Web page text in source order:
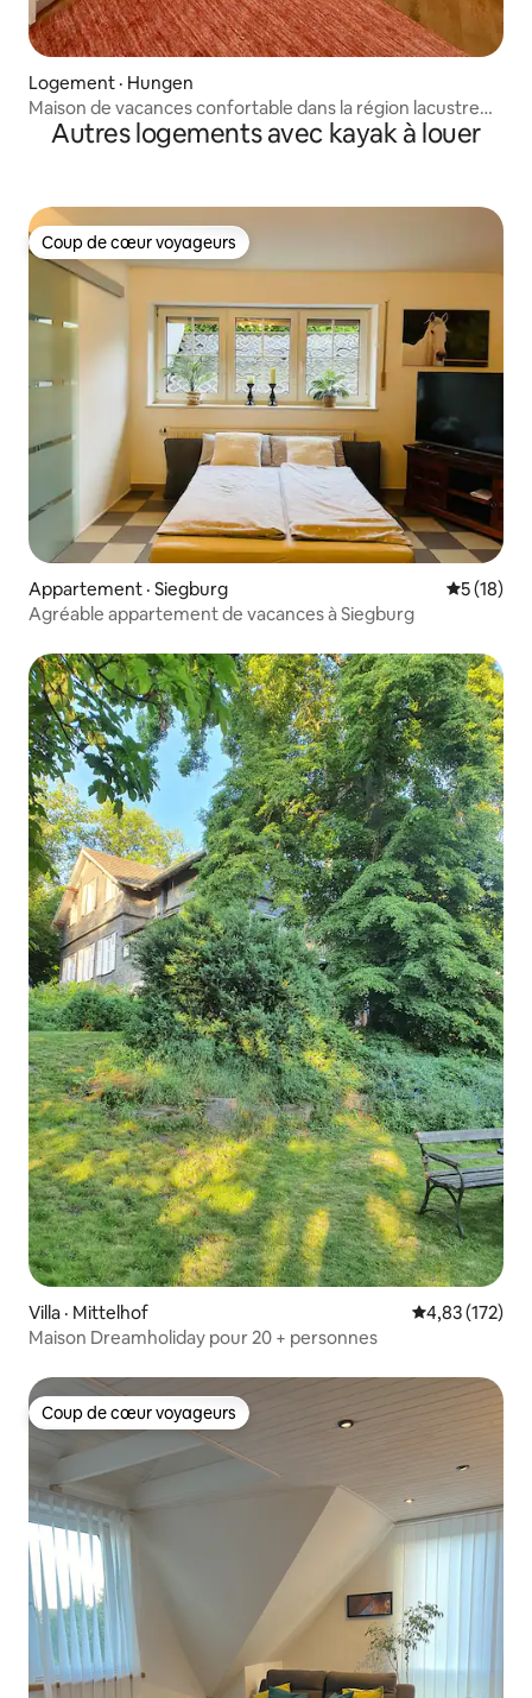
Logement · Hungen
Maison de vacances confortable dans la région lacustre
d'Inheiden
Autres logements avec kayak à louer
Coup de cœur voyageurs
Coup de cœur voyageurs
Appartement · Siegburg Note
5 (18)
Agréable appartement de vacances à Siegburg
Villa · Mittelhof Note
4,83 (172)
Maison Dreamholiday pour 20 + personnes
Coup de cœur voyageurs
Coup de cœur voyageurs